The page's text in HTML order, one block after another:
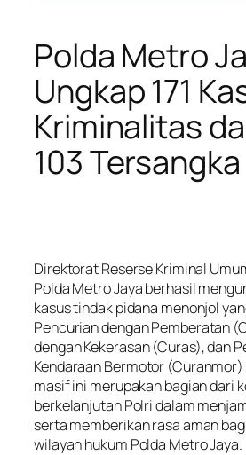
Polda Metro
Ungkap 171
Kriminalitas
103 Tersangka
Direktorat Reserse Kriminal
Polda Metro Jaya berhasil
kasus tindak pidana menonjol
Pencurian dengan Pemberatan
dengan Kekerasan (Curas), dan
Kendaraan Bermotor (Curanmor)
masif ini merupakan bagian dari
berkelanjutan Polri dalam
serta memberikan rasa aman
wilayah hukum Polda Metro Jaya.